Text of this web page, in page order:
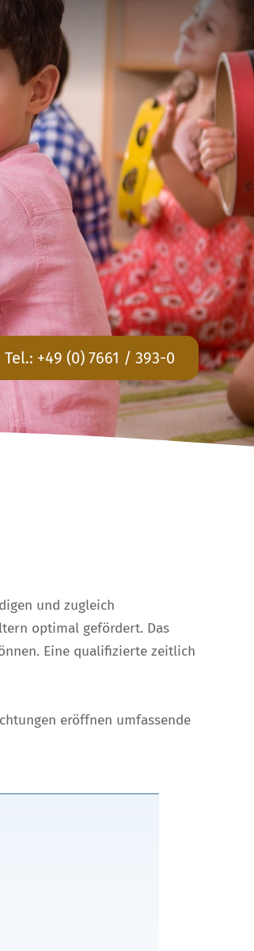
Tel.: +49 (0) 7661 / 393-0
und zugleich
optimal gefördert. Das
Eine qualifizierte zeitlich
eröffnen umfassende